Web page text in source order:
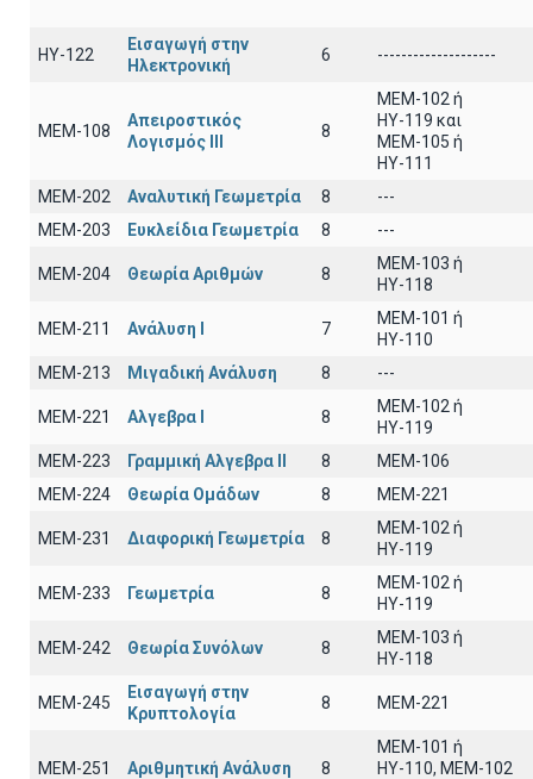
ΗΥ-122
Εισαγωγή στην
Ηλεκτρονική
6 --------------------
ΜΕΜ-108
Απειροστικός
Λογισμός ΙΙI
8
MEM-102 ή
ΗΥ-119 και
ΜΕΜ-105 ή
ΗΥ-111
ΜΕΜ-202
Αναλυτική Γεωμετρία 8
---
ΜΕΜ-203
Ευκλείδια Γεωμετρία 8 ---
ΜΕΜ-204 Θεωρία Αριθμών 8
ΜΕΜ-103 ή
ΗΥ-118
ΜΕΜ-211 Ανάλυση Ι 7
ΜΕΜ-101 ή
ΗΥ-110
ΜΕΜ-213
Μιγαδική Ανάλυση 8 ---
ΜΕΜ-221 Αλγεβρα Ι 8
ΜΕΜ-102 ή
ΗΥ-119
ΜΕΜ-223
Γραμμική Αλγεβρα ΙΙ 8
MEM-106
ΜΕΜ-224
Θεωρία Ομάδων 8 MEM-221
ΜΕΜ-231 Διαφορική Γεωμετρία 8
MEM-102 ή
ΗΥ-119
ΜΕΜ-233 Γεωμετρία 8
MEM-102 ή
ΗΥ-119
ΜΕΜ-242 Θεωρία Συνόλων 8
ΜΕΜ-103 ή
ΗΥ-118
ΜΕΜ-245
Εισαγωγή στην
Κρυπτολογία
8 MEM-221
ΜΕΜ-251 Αριθμητική Ανάλυση 8
ΜΕΜ-101 ή
ΗΥ-110, MEM-102